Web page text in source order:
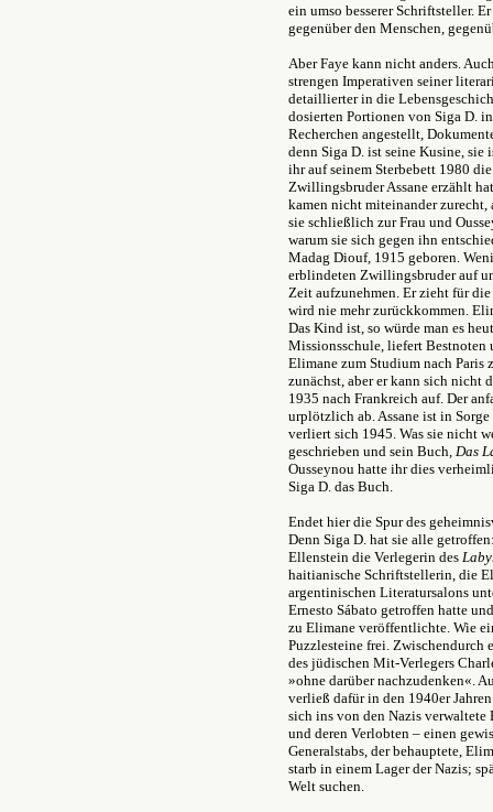
ein umso besserer Schriftsteller.
gegenüber den Menschen,
Aber Faye kann nicht anders.
strengen Imperativen seiner
detaillierter in die
dosierten Portionen von Siga D.
Recherchen angestellt,
denn Siga D. ist seine Kusine,
ihr auf seinem Sterbebett 1980
Zwillingsbruder Assane erzählt
kamen nicht miteinander zurecht,
sie schließlich zur Frau und
warum sie sich gegen ihn
Madag Diouf, 1915 geboren.
erblindeten Zwillingsbruder auf
Zeit aufzunehmen. Er zieht für
wird nie mehr zurückkommen.
Das Kind ist, so würde man es
Missionsschule, liefert Bestnoten
Elimane zum Studium nach Paris
zunächst, aber er kann sich nicht
1935 nach Frankreich auf. Der
urplötzlich ab. Assane ist in
verliert sich 1945. Was sie nicht
geschrieben und sein Buch, Das
Ousseynou hatte ihr dies
Siga D. das Buch.
Endet hier die Spur des
Denn Siga D. hat sie alle
Ellenstein die Verlegerin des
haitianische Schriftstellerin, die
argentinischen Literatursalons
Ernesto Sábato getroffen hatte
zu Elimane veröffentlichte. Wie
Puzzlesteine frei. Zwischendurch
des jüdischen Mit-Verlegers
»ohne darüber nachzudenken«.
verließ dafür in den 1940er
sich ins von den Nazis verwaltete
und deren Verlobten – einen
Generalstabs, der behauptete,
starb in einem Lager der Nazis;
Welt suchen.